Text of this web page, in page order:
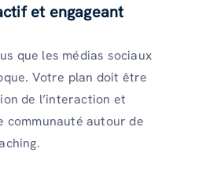
et engageant
que les médias sociaux
Votre plan doit être
de l’interaction et
communauté autour de